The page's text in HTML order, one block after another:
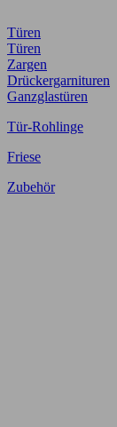
Türen
Türen
Zargen
Drückergarnituren
Ganzglastüren
Tür-Rohlinge
Friese
Zubehör